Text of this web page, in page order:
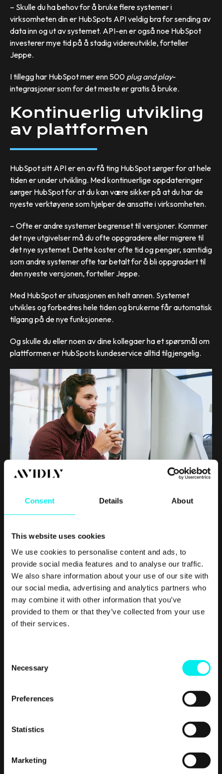
Consent Details About
This website uses cookies
We use cookies to personalise content and ads, to
provide social media features and to analyse our traffic.
We also share information about your use of our site with
our social media, advertising and analytics partners who
may combine it with other information that you’ve
provided to them or that they’ve collected from your use
of their services.
Necessary
Preferences
Statistics
Marketing
– Skulle du ha behov for å bruke flere systemer i
virksomheten din er HubSpots API veldig bra for sending av
data inn og ut av systemet. API-en er også noe HubSpot
investerer mye tid på å stadig videreutvikle, forteller
Jeppe.
I tillegg har HubSpot mer enn 500 plug and play-
integrasjoner som for det meste er gratis å bruke.
Kontinuerlig utvikling
av plattformen
HubSpot sitt API er en av få ting HubSpot sørger for at hele
tiden er under utvikling. Med kontinuerlige oppdateringer
sørger HubSpot for at du kan være sikker på at du har de
nyeste verktøyene som hjelper de ansatte i virksomheten.
– Ofte er andre systemer begrenset til versjoner. Kommer
det nye utgivelser må du ofte oppgradere eller migrere til
det nye systemet. Dette koster ofte tid og penger, samtidig
som andre systemer ofte tar betalt for å bli oppgradert til
den nyeste versjonen, forteller Jeppe.
Med HubSpot er situasjonen en helt annen. Systemet
utvikles og forbedres hele tiden og brukerne får automatisk
tilgang på de nye funksjonene.
Og skulle du eller noen av dine kollegaer ha et spørsmål om
plattformen er HubSpots kundeservice alltid tilgjengelig.
«premiumfunksjon», noe som du må betale ekstra for.
24 timer i døgnet, de er også raske til å svare, ofte på få
minutter, og er alltid inkludert for alle betalende HubSpot-
kunder. Det er en veldig god sikkerhet du har som kunde
hos HubSpot.
En programvare som
samme system. Med fokus på brukervennlighet, endeløse
systemet som knytter menneskene i virksomheten din
tettere sammen. Alt med et felles mål: Å hjelpe dine kunder